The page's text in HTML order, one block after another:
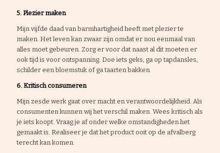
5. Plezier maken
Mijn vijfde daad van barmhartigheid heeft met plezier te
maken. Het leven kan zwaar zijn omdat er nou eenmaal van
alles moet gebeuren. Zorg er voor dat naast al dit moeten er
ook tijd is voor ontspanning. Doe iets geks, ga op tapdansles,
schilder een bloemstuk of ga taarten bakken.
6. Kritisch consumeren
Mijn zesde werk gaat over macht en verantwoordelijkheid. Als
consumenten kunnen wij het verschil maken. Wees kritisch als
je iets koopt. Vraag je af onder welke omstandigheden het
gemaakt is. Realiseer je dat het product ooit op de afvalberg
terecht kan komen.